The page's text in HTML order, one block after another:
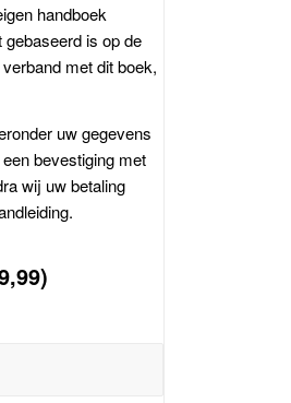
handboek
gebaseerd is op de
met dit boek,
uw gegevens
bevestiging met
wij uw betaling